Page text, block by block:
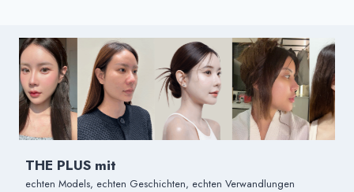
THE PLUS mit
echten Models, echten Geschichten, echten Verwandlungen